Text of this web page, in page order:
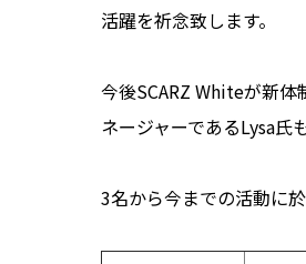
活躍を祈念致します。
今後SCARZ Whiteが新
ネージャーであるLysa氏
3名から今までの活動に